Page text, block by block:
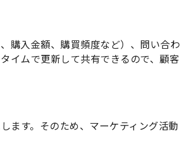
購入金額、購買頻度など）、問い合わ
イムで更新して共有できるので、顧客
ます。そのため、マーケティング活動